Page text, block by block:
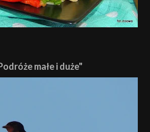
małe i duże"